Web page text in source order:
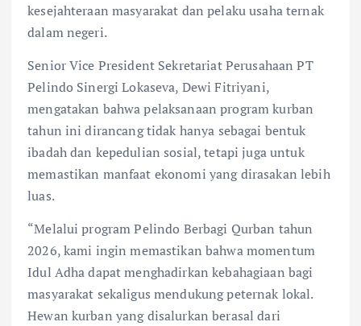
kesejahteraan masyarakat dan pelaku usaha ternak
dalam negeri.
Senior Vice President Sekretariat Perusahaan PT
Pelindo Sinergi Lokaseva, Dewi Fitriyani,
mengatakan bahwa pelaksanaan program kurban
tahun ini dirancang tidak hanya sebagai bentuk
ibadah dan kepedulian sosial, tetapi juga untuk
memastikan manfaat ekonomi yang dirasakan lebih
luas.
“Melalui program Pelindo Berbagi Qurban tahun
2026, kami ingin memastikan bahwa momentum
Idul Adha dapat menghadirkan kebahagiaan bagi
masyarakat sekaligus mendukung peternak lokal.
Hewan kurban yang disalurkan berasal dari